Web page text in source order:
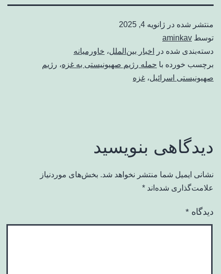
منتشر شده در ژانویه 4, 2025
توسط aminkav
دسته‌بندی شده در
اخبار بین‌الملل، خاورمیانه
برچسب خورده با حمله رژیم صهیونیستی به غزه، رژیم
صهیونیستی اسرائیل، غزه
دیدگاهی بنویسید
نشانی ایمیل شما منتشر نخواهد شد. بخش‌های موردنیاز
علامت‌گذاری شده‌اند *
دیدگاه *